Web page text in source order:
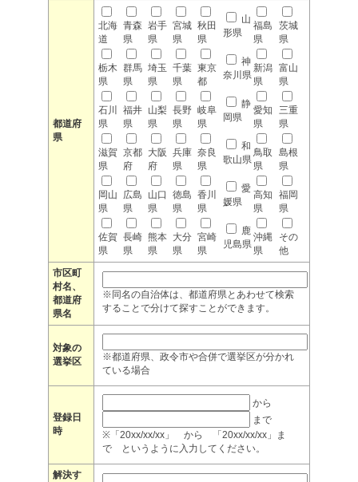
都道府
県
北海
道
青森
県
岩手
県
宮城
県
秋田
県
山
形県
福島
県
茨城
県
栃木
県
群馬
県
埼玉
県
千葉
県
東京
都
神
奈川県
新潟
県
富山
県
石川
県
福井
県
山梨
県
長野
県
岐阜
県
静
岡県
愛知
県
三重
県
滋賀
県
京都
府
大阪
府
兵庫
県
奈良
県
和
歌山県
鳥取
県
島根
県
岡山
県
広島
県
山口
県
徳島
県
香川
県
愛
媛県
高知
県
福岡
県
佐賀
県
長崎
県
熊本
県
大分
県
宮崎
県
鹿
児島県
沖縄
県
その
他
市区町
村名、
都道府
県名
※同名の自治体は、都道府県とあわせて検索
することで分けて探すことができます。
対象の
選挙区
※都道府県、政令市や合併で選挙区が分かれ
ている場合
登録日
時
から
まで
※「20xx/xx/xx」 から 「20xx/xx/xx」ま
で というように入力してください。
解決す